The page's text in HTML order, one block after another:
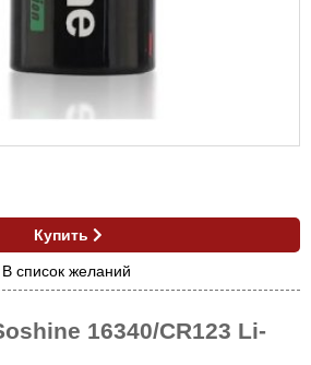
Купить
В список желаний
16340/CR123 Li-